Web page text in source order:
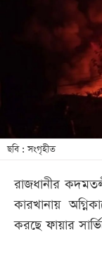
শিক্ষা
সব
বিভাগ
ছবি : সংগৃহীত
রাজধানীর
কারখানায়
করছে ফায়ার